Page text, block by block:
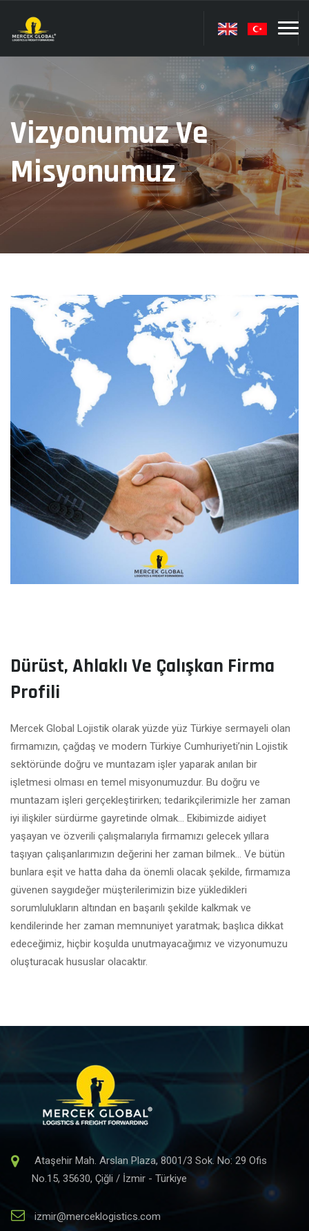
Vizyonumuz Ve
Misyonumuz
Dürüst, Ahlaklı Ve Çalışkan Firma
Profili
Mercek Global Lojistik olarak yüzde yüz Türkiye sermayeli olan
firmamızın, çağdaş ve modern Türkiye Cumhuriyeti’nin Lojistik
sektöründe doğru ve muntazam işler yaparak anılan bir
işletmesi olması en temel misyonumuzdur. Bu doğru ve
muntazam işleri gerçekleştirirken; tedarikçilerimizle her zaman
iyi ilişkiler sürdürme gayretinde olmak… Ekibimizde aidiyet
yaşayan ve özverili çalışmalarıyla firmamızı gelecek yıllara
taşıyan çalışanlarımızın değerini her zaman bilmek… Ve bütün
bunlara eşit ve hatta daha da önemli olacak şekilde, firmamıza
güvenen saygıdeğer müşterilerimizin bize yükledikleri
sorumlulukların altından en başarılı şekilde kalkmak ve
kendilerinde her zaman memnuniyet yaratmak; başlıca dikkat
edeceğimiz, hiçbir koşulda unutmayacağımız ve vizyonumuzu
oluşturacak hususlar olacaktır.
Ataşehir Mah. Arslan Plaza, 8001/3 Sok. No: 29 Ofis
No.15, 35630, Çiğli / İzmir - Türkiye
izmir@merceklogistics.com